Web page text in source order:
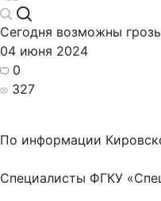
Сегодня возможны
04 июня 2024
0
327
По информации
Специалисты ФГКУ